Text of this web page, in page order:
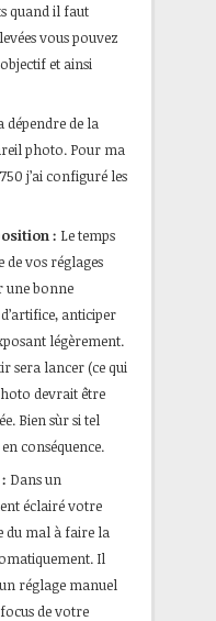
quand il faut
vous pouvez
et ainsi
dépendre de la
photo. Pour ma
j’ai configuré les
: Le temps
de vos réglages
une bonne
anticiper
légèrement.
sera lancer (ce qui
devrait être
Bien sùr si tel
conséquence.
Dans un
éclairé votre
du mal à faire la
Il
réglage manuel
de votre